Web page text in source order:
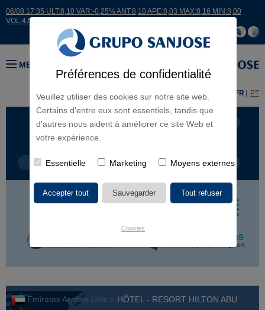
Préférences de confidentialité
Veuillez utiliser des cookies sur notre site web.
Certains d'entre eux sont essentiels, tandis que
d'autres nous aident à améliorer ce site Web et
votre expérience.
Essentielle Marketing Moyens externes
Cookies
06/08 17:35 ULT:8,10 VAR:-0,25% ANT:8,10 APE:8,03 MAX:8,16 MIN:8,00
VOL:47811
MENU
ES FR PT
LIGNES D'ACTIVITÉ CONTINENTS
TYPE DE PROJET NOM DU PROJET
Émirates Arabes Unis > HÔTEL - RESORT HILTON ABU